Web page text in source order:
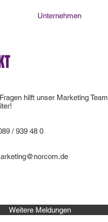
Unternehmen
hilft unser Marketing Team
48 0
Weitere Meldungen